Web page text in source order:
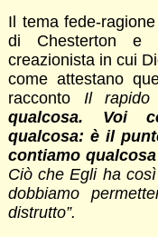
Il tema fede-
di Chesterton e
creazionista in cui
come attestano
racconto Il rapido
qualcosa. Voi
qualcosa: è il
contiamo
Ciò che Egli ha
dobbiamo
distrutto”.